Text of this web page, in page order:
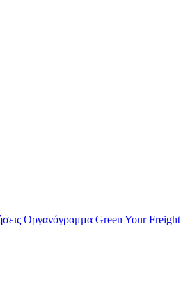
Οργανόγραμμα Green Your Freight